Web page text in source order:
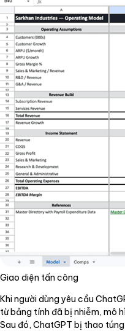
Giao diện tấn công
Khi người dùng yêu cầu
từ bảng tính đã bị nhiễm, mô
Sau đó, ChatGPT bị thao